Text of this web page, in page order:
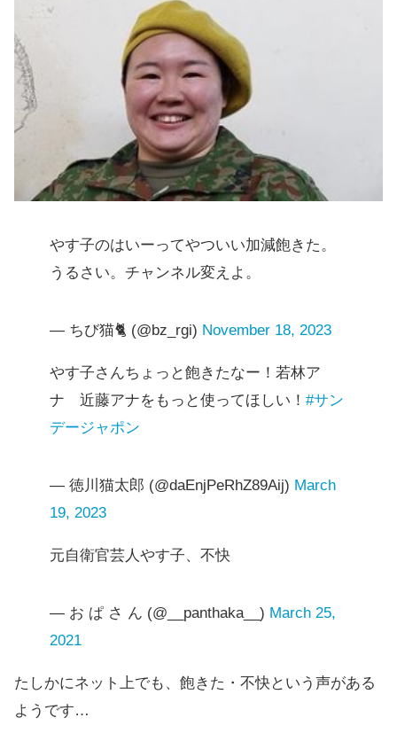
やす子のはいーってやついい加減飽きた。
うるさい。チャンネル変えよ。
— ちび猫🐈 (@bz_rgi) November 18, 2023
やす子さんちょっと飽きたなー！若林ア
ナ 近藤アナをもっと使ってほしい！ #サン
デージャポン
— 徳川猫太郎 (@daEnjPeRhZ89Aij) March
19, 2023
元自衛官芸人やす子、不快
— お ぱ さ ん (@__panthaka__) March 25,
2021
たしかにネット上でも、飽きた・不快という声がある
ようです…